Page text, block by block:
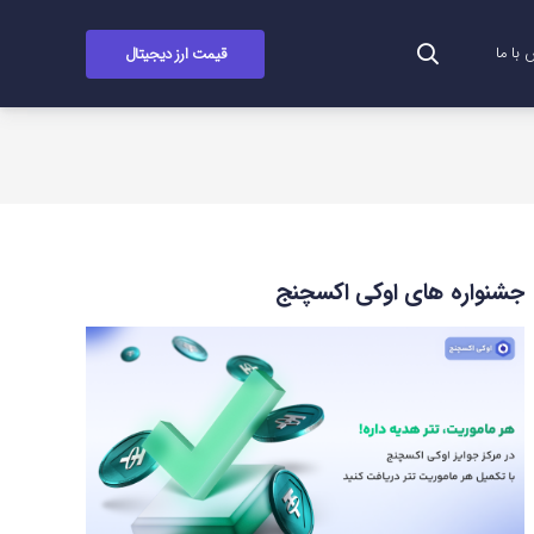
با ما قیمت ارز دیجیتال
جشنواره های اوکی اکسچنج